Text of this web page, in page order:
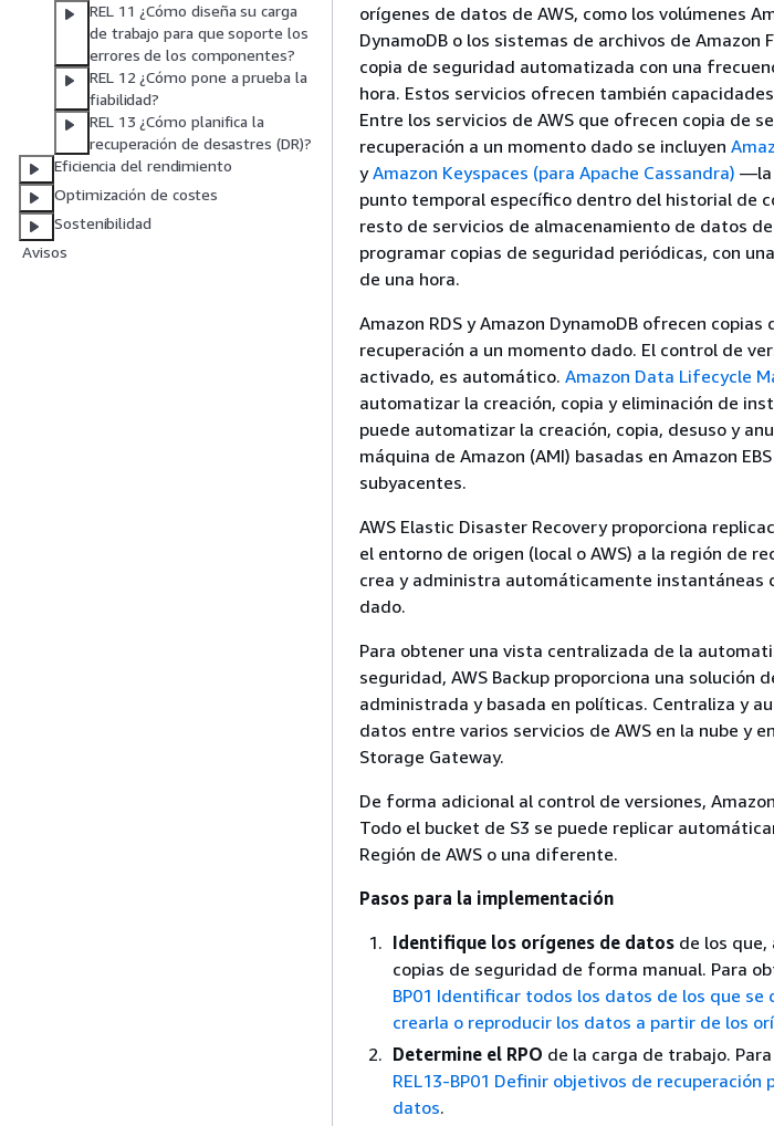
REL 11 ¿Cómo diseña su carga
de trabajo para que soporte los
errores de los componentes?
REL 12 ¿Cómo pone a prueba la
fiabilidad?
REL 13 ¿Cómo planifica la
recuperación de desastres (DR)?
Eficiencia del rendimiento
Optimización de costes
Sostenibilidad
Avisos
orígenes de datos de AWS, como los volúmenes
DynamoDB o los sistemas de archivos de Amazon
copia de seguridad automatizada con una
hora. Estos servicios ofrecen también
Entre los servicios de AWS que ofrecen copia de
recuperación a un momento dado se incluyen
yAmazon Keyspaces (para Apache Cassandra) —la
punto temporal específico dentro del historial de
resto de servicios de almacenamiento de datos
programar copias de seguridad periódicas, con
de una hora.
Amazon RDS y Amazon DynamoDB ofrecen
recuperación a un momento dado. El control de
activado, es automático. Amazon Data Lifecycle
automatizar la creación, copia y eliminación de
puede automatizar la creación, copia, desuso y
máquina de Amazon (AMI) basadas en Amazon
subyacentes.
AWS Elastic Disaster Recovery proporciona
el entorno de origen (local o AWS) a la región de
crea y administra automáticamente instantáneas
dado.
Para obtener una vista centralizada de la
seguridad, AWS Backup proporciona una
administrada y basada en políticas. Centraliza y
datos entre varios servicios de AWS en la nube y
Storage Gateway.
De forma adicional al control de versiones,
Todo el bucket de S3 se puede replicar
Región de AWS o una diferente.
Pasos para la implementación
Identifique los orígenes de datos de los
copias de seguridad de forma manual. Para
BP01 Identificar todos los datos de los que se
crearla o reproducir los datos a partir de los
Determine el RPO de la carga de trabajo.
REL13-BP01 Definir objetivos de
datos.